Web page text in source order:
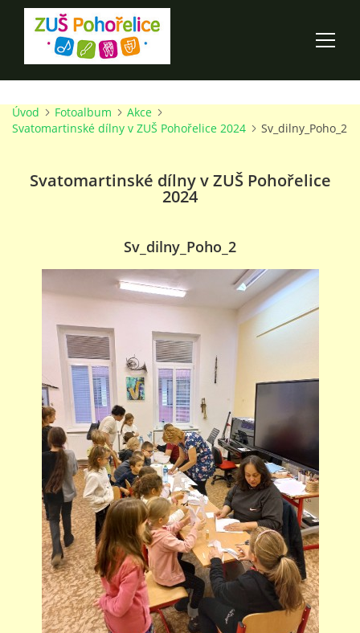
ÚVOD
TALENTOVÉ ZKOUŠKY
STUDIJNÍ OBORY
GALERIE
VIDEA - FILMOVÁ TVORBA
PEDAGOGICKÝ SBOR
DOKUMENTY / KE STAŽENÍ
Úvod Fotoalbum
Akce
Svatomartinské dílny v ZUŠ Pohořelice 2024
Sv_dilny_Poho_2
Svatomartinské dílny v ZUŠ Pohořelice
2024
Sv_dilny_Poho_2